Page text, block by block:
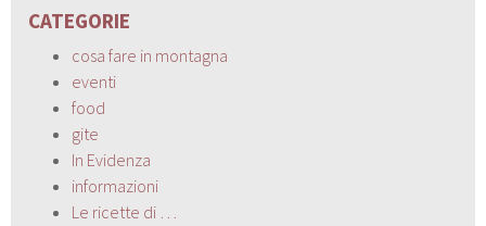
CATEGORIE
cosa fare in montagna
eventi
food
gite
In Evidenza
informazioni
Le ricette di …